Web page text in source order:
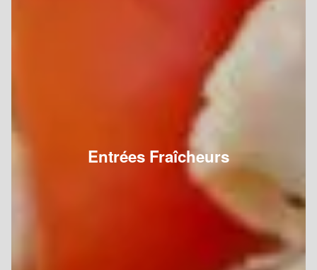
Entrées Fraîcheurs